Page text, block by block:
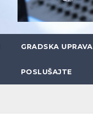
GRADSKA UPRAVA
POSLUŠAJTE